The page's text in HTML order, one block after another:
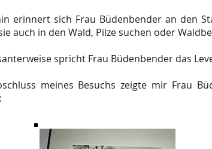
erinnert sich Frau Büdenbender an den
auch in den Wald, Pilze suchen oder
spricht Frau Büdenbender das
meines Besuchs zeigte mir Frau